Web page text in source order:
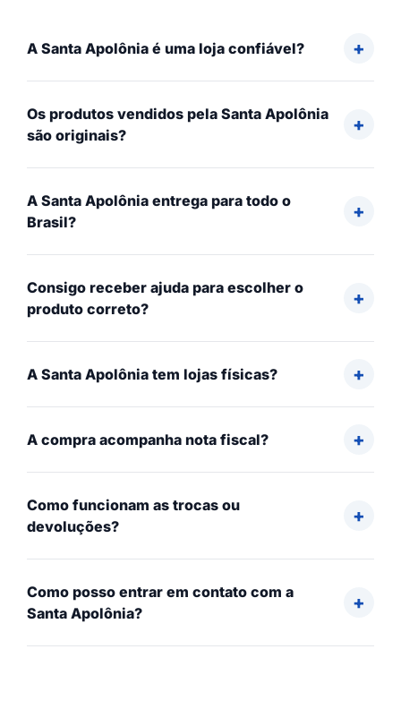
A Santa Apolônia é uma loja confiável?
Os produtos vendidos pela Santa Apolônia
são originais?
A Santa Apolônia entrega para todo o
Brasil?
Consigo receber ajuda para escolher o
produto correto?
A Santa Apolônia tem lojas físicas?
A compra acompanha nota fiscal?
Como funcionam as trocas ou
devoluções?
Como posso entrar em contato com a
Santa Apolônia?